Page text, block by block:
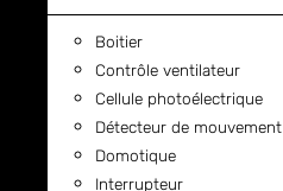
Boitier
Contrôle ventilateur
Cellule photoélectrique
Détecteur de mouvement
Domotique
Interrupteur